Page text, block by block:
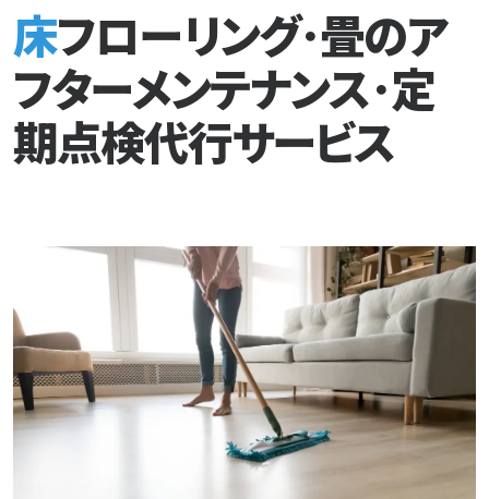
床フローリング･畳のア
フターメンテナンス･定
期点検代行サービス